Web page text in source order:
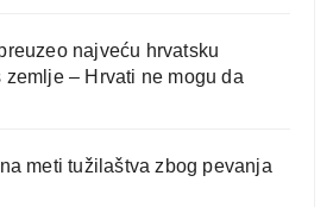
najveću hrvatsku
– Hrvati ne mogu da
meti tužilaštva zbog pevanja